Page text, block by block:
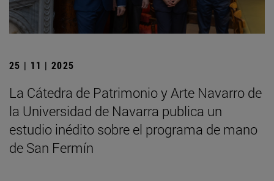
25 | 11 | 2025
La Cátedra de Patrimonio y Arte Navarro de
la Universidad de Navarra publica un
estudio inédito sobre el programa de mano
de San Fermín